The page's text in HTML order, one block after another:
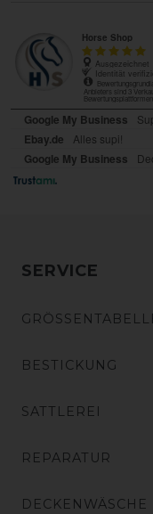
SERVICE
BESTICKUNG
SATTLEREI
REPARATUR
DECKENWÄSCHE